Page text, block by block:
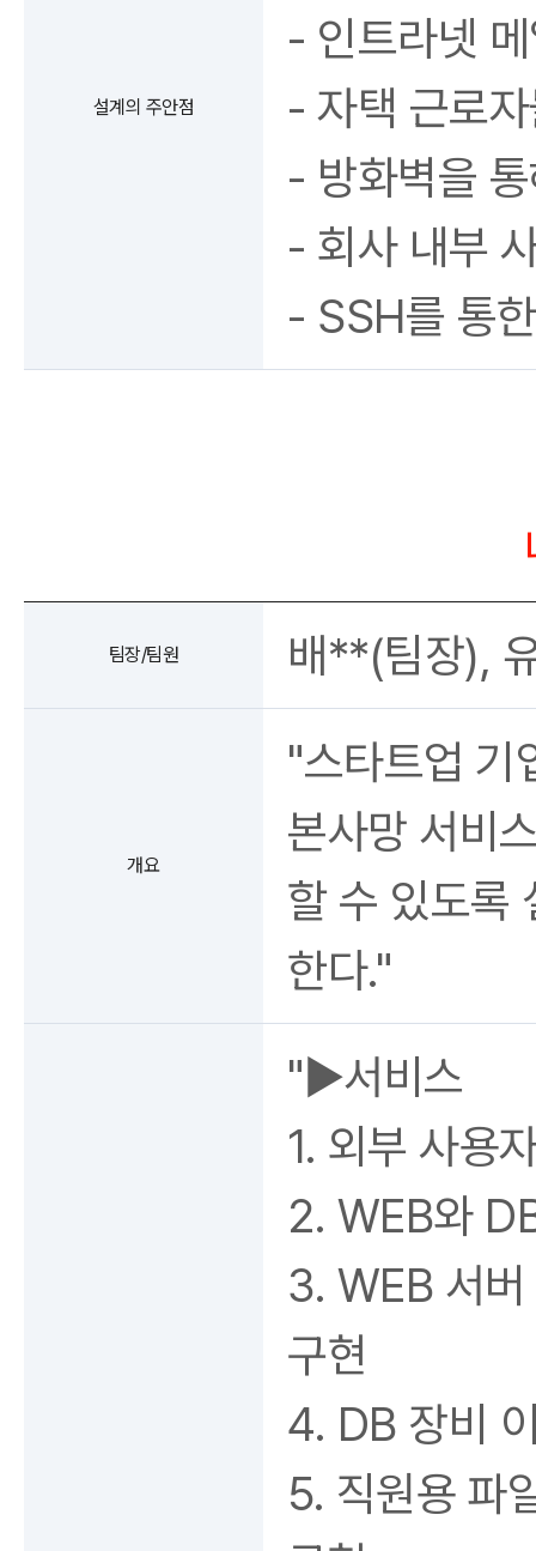
설계의 주안점
- 인트라넷
- 자택 근로
- 방화벽을
- 회사 내부
- SSH를 통
팀장/팀원 배**(팀장),
개요
"스타트업 기
본사망 서비
할 수 있도록
한다."
"▶서비스
1. 외부 사용
2. WEB와
3. WEB 서
구현
4. DB 장비
5. 직원용 파